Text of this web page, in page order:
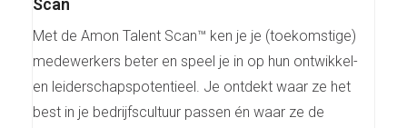
Scan
Met de Amon Talent Scan™ ken je je (toekomstige)
medewerkers beter en speel je in op hun ontwikkel-
en leiderschapspotentieel. Je ontdekt waar ze het
best in je bedrijfscultuur passen én waar ze de